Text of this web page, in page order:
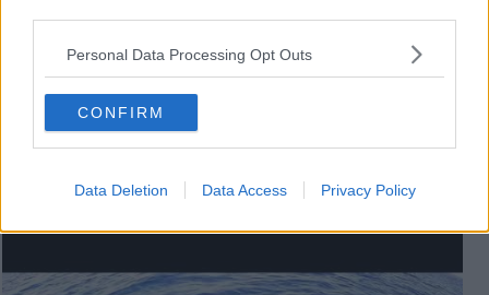
Personal Data Processing Opt Outs
CONFIRM
Data Deletion Data Access Privacy Policy
Basta cliccareQUI
Se vuoi leggere le notizie principali della Toscana iscriviti alla
alle 20:00 direttamente nella tua casella di posta.
Videogallery